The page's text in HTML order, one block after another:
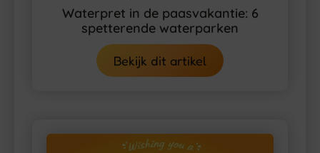
Waterpret in de paasvakantie: 6
spetterende waterparken
Bekijk dit artikel